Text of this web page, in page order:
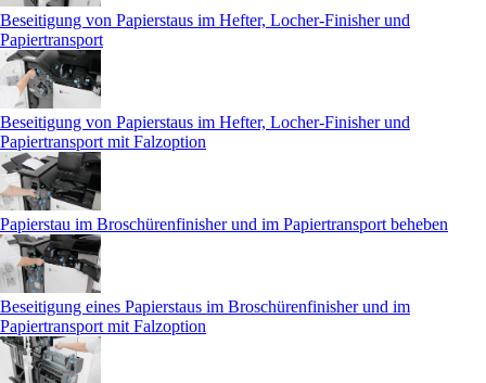
Beseitigung von Papierstaus im Hefter, Locher-Finisher und
Papiertransport
Beseitigung von Papierstaus im Hefter, Locher-Finisher und
Papiertransport mit Falzoption
Papierstau im Broschürenfinisher und im Papiertransport beheben
Beseitigung eines Papierstaus im Broschürenfinisher und im
Papiertransport mit Falzoption